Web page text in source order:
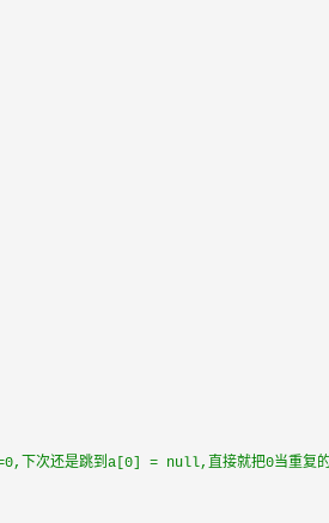
下次还是跳到a[0] = null,直接就把0当重复